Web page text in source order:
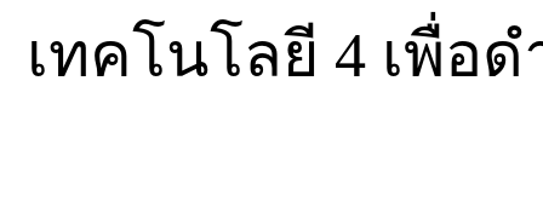
เทคโนโลยี 4 เพื่อ